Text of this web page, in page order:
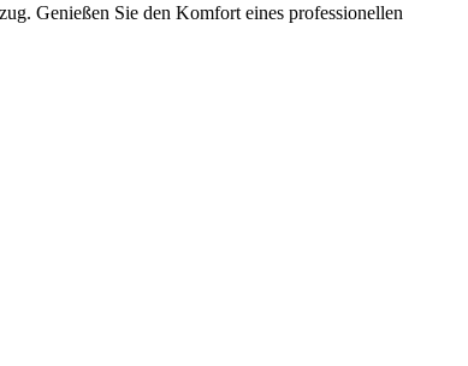
Genießen Sie den Komfort eines professionellen